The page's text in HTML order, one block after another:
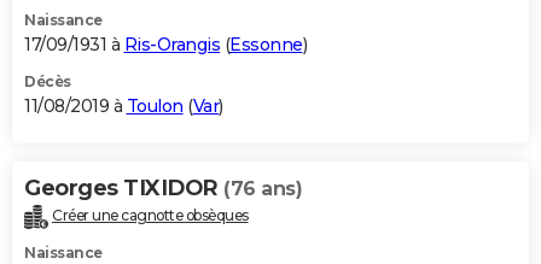
Naissance
17/09/1931 à Ris-Orangis (Essonne)
Décès
11/08/2019 à Toulon (Var)
Georges TIXIDOR (76 ans)
Créer une cagnotte obsèques
Naissance